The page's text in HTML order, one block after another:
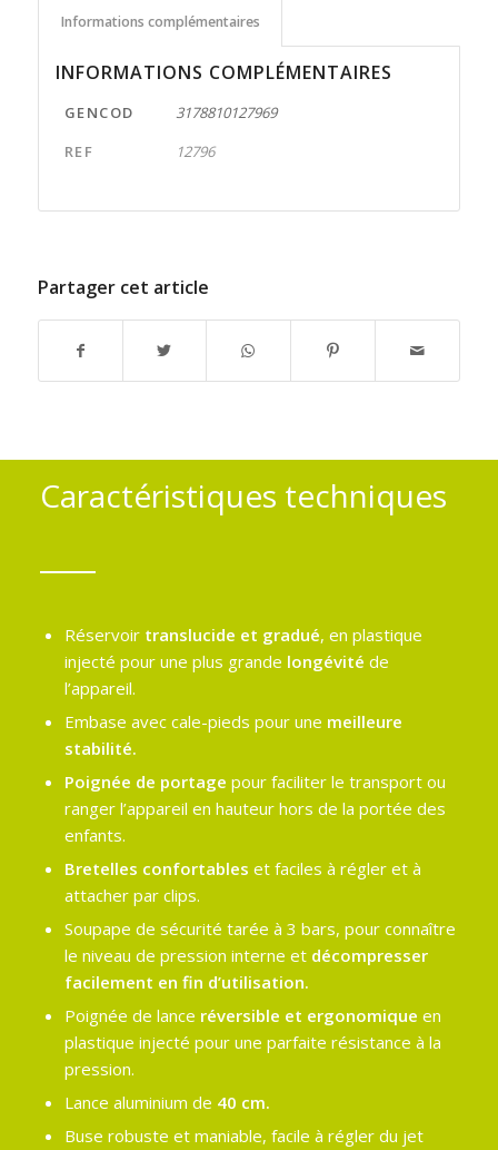
Informations complémentaires
INFORMATIONS COMPLÉMENTAIRES
GENCOD
3178810127969
REF
12796
Partager cet article
Caractéristiques techniques
Réservoir translucide et gradué, en plastique
injecté pour une plus grande longévité de
l’appareil.
Embase avec cale-pieds pour une meilleure
stabilité.
Poignée de portage pour faciliter le transport ou
ranger l’appareil en hauteur hors de la portée des
enfants.
Bretelles confortables et faciles à régler et à
attacher par clips.
Soupape de sécurité tarée à 3 bars, pour connaître
le niveau de pression interne et décompresser
facilement en fin d’utilisation.
Poignée de lance réversible et ergonomique en
plastique injecté pour une parfaite résistance à la
pression.
Lance aluminium de 40 cm.
Buse robuste et maniable, facile à régler du jet